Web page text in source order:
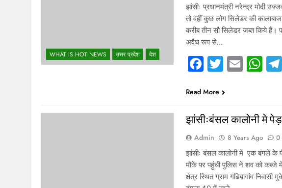
WHAT IS HOT NEWS उत्तर प्रदेश देश
झांसीः प्रधानमंत्री नरेन्द्र मोदी
तो वहीं कुछ लोग सिलेडर की
करीब तीन सौ सिलेडर जब्त किये हैं।
अवैध रूप से…
Facebook
Twitter
Email
Read More
झांसीःबंसल कालोनी मे
Admin 8 Years Ago 0
झांसीः बंसल कालोनी मे एक बंगले के
मौके पर पहुंची पुलिस ने शव को कब्जे
क्षेत्र स्थित ग्राम गढिय़ागांव